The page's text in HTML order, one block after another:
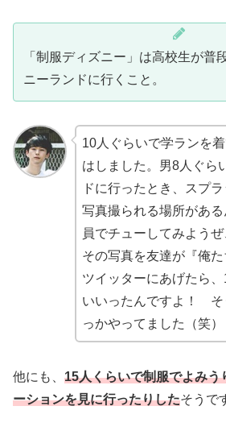
「制服ディズニー」は高校生が普
ニーランドに行くこと。
10人ぐらいで学ランを
はしました。男8人ぐら
ドに行ったとき、スプ
写真撮られる場所があ
員でチューしてみようぜ
その写真を友達が『俺
ツイッターにあげたら
いいったんですよ！ そ
っかやってました（笑）
他にも、 15人くらいで制服でよみう
ーションを見に行ったりしたそうで